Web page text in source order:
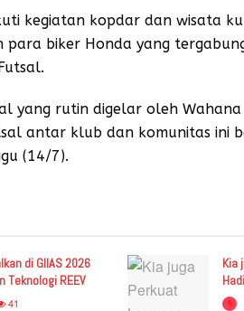
kegiatan kopdar dan wisata
biker Honda yang
yang rutin digelar oleh
antar klub dan komunitas ini
(14/7).
di GIIAS 2026
Teknologi REEV
41
Kia